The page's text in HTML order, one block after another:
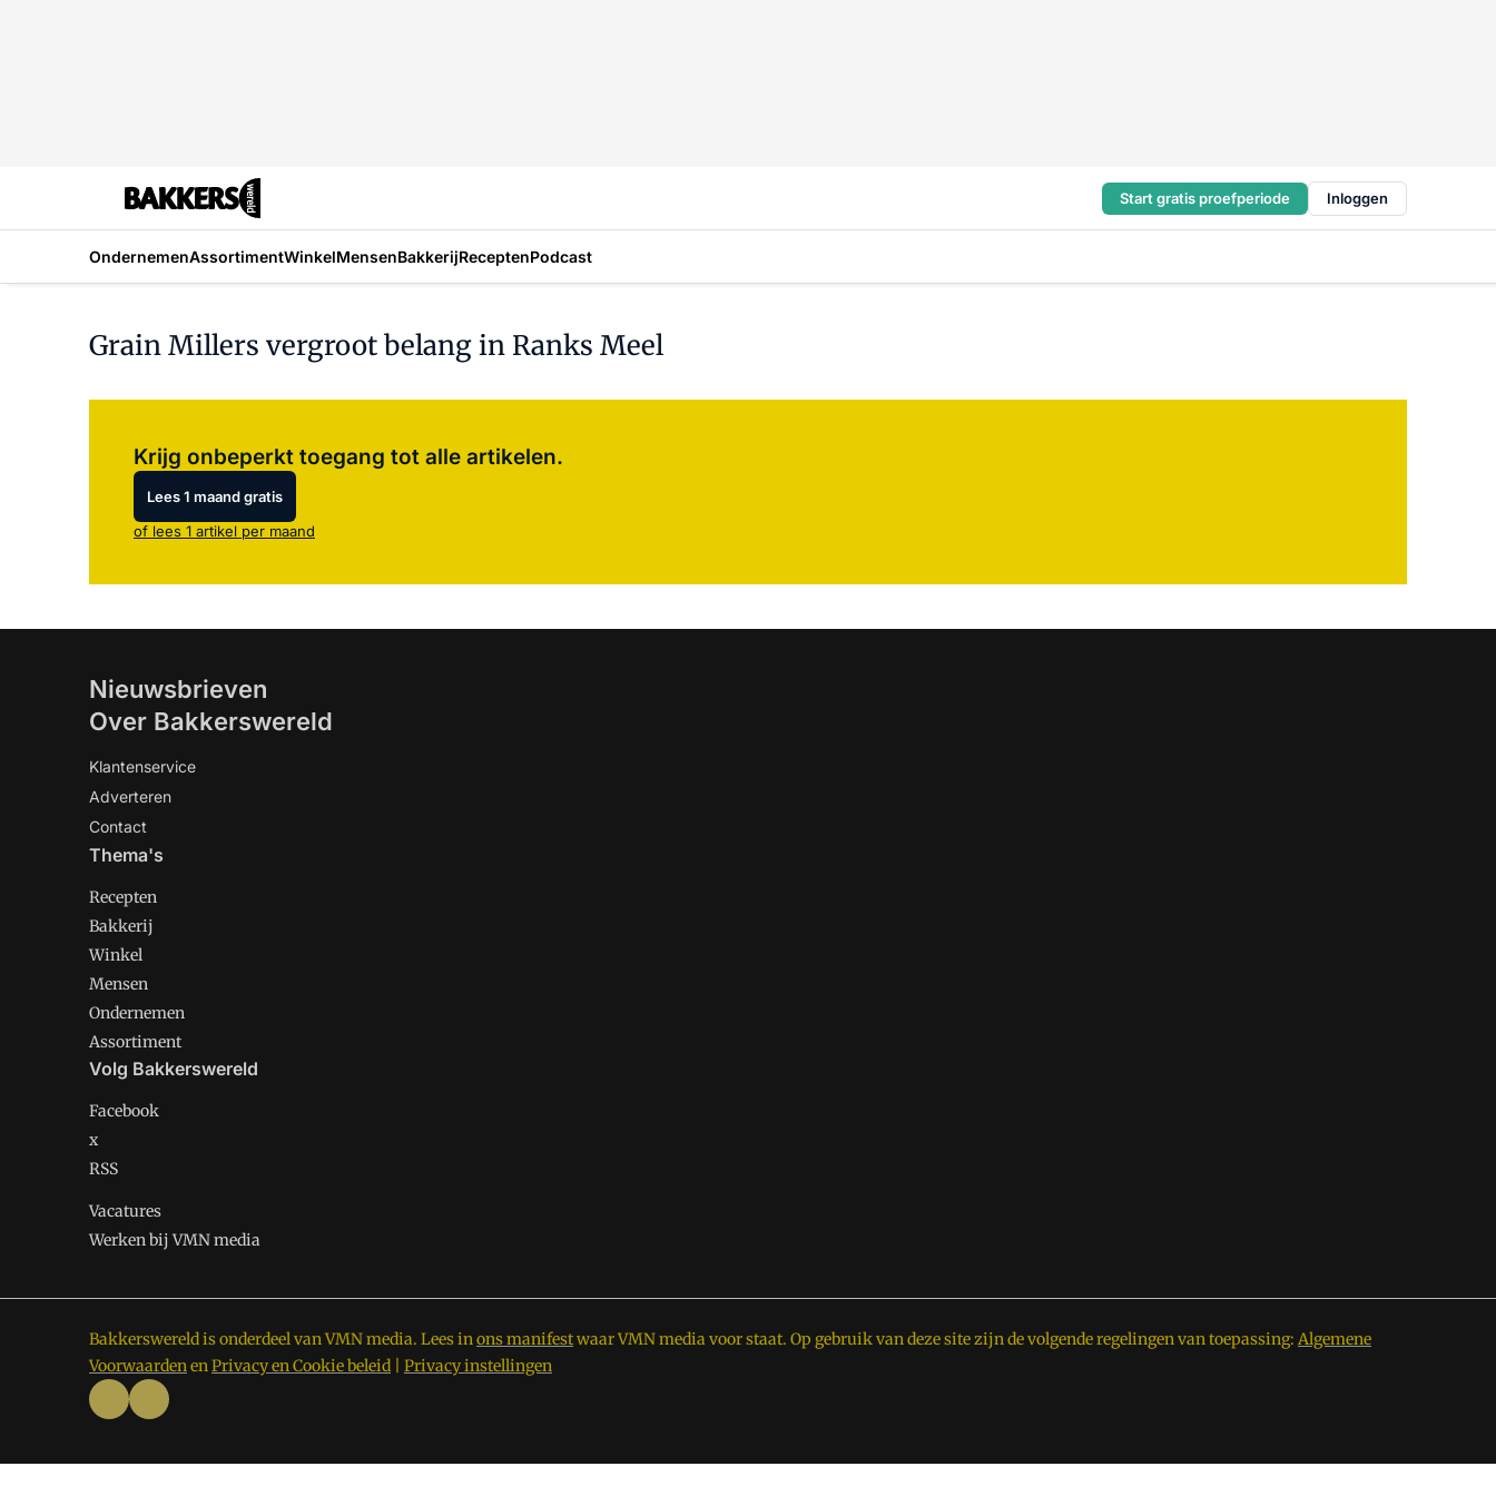
Start gratis proefperiode Inloggen
OndernemenAssortimentWinkelMensenBakkerijReceptenPodcast
Grain Millers vergroot belang in Ranks Meel
Krijg onbeperkt toegang tot alle artikelen.
Lees 1 maand gratis
of lees 1 artikel per maand
Nieuwsbrieven
Over Bakkerswereld
Klantenservice
Adverteren
Contact
Thema's
Recepten
Bakkerij
Winkel
Mensen
Ondernemen
Assortiment
Volg Bakkerswereld
Facebook
x
RSS
Vacatures
Werken bij VMN media
Bakkerswereld is onderdeel van VMN media. Lees inons manifestwaar VMN media voor staat. Op gebruik van deze site zijn de volgende regelingen van toepassing: Algemene
VoorwaardenenPrivacy en Cookie beleid Privacy instellingen